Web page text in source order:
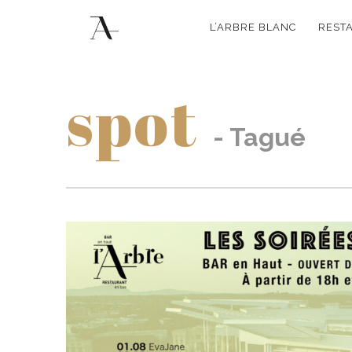
L’ARBRE BLANC
spot Tagué